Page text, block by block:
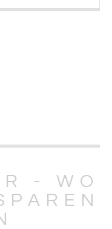
Tolino vs.
Eintritt
kleinen Preis
- WO